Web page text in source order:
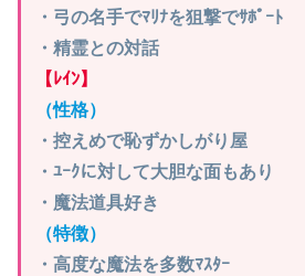
・弓の名手でﾏﾘﾅを狙撃でｻﾎﾟｰﾄ
・精霊との対話
【ﾚｲﾝ】
（性格）
・控えめで恥ずかしがり屋
・ﾕｰｸに対して大胆な面もあり
・魔法道具好き
（特徴）
・高度な魔法を多数ﾏｽﾀｰ